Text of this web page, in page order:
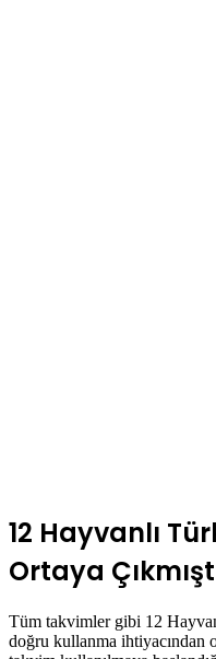
12 Hayvanlı
Ortaya
Tüm takvimler gibi 12
doğru kullanma ihtiyacından